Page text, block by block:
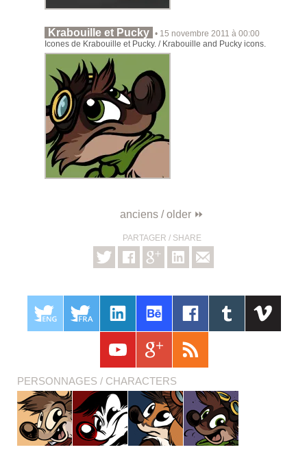
Krabouille et Pucky • 15 novembre 2011 à 00:00
Icones de Krabouille et Pucky. / Krabouille and Pucky icons.
anciens / older ⏩
PARTAGER / SHARE
PERSONNAGES / CHARACTERS
Titash Pistash Pucky Krabouille